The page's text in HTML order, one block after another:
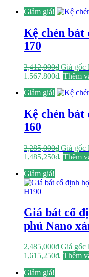
Giảm giá!
Kệ chén bát
170
2,412,000₫ Giá gốc
1,567,800₫. Thêm
Giảm giá!
Kệ chén bát
160
2,285,000₫ Giá gốc
1,485,250₫. Thêm
Giảm giá!
Giá bát cố
phủ Nano
2,485,000₫ Giá gốc
1,615,250₫. Thêm
Giảm giá!